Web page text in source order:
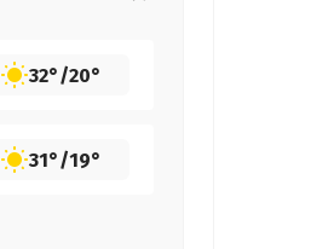
32°/20°
31°/19°